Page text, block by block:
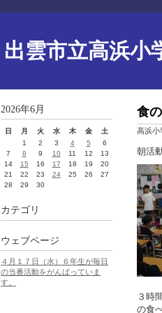
出雲市立高浜小
食
高浜小
朝活
３時
の食
2026年6月
日 月 火 水 木 金
土
1
2 3 4 5
6
7
8 9 10 11 12
13
14
15 16 17 18 19
20
21
22 23 24 25 26
27
28
29 30
カテゴリ
ウェブページ
４月１７日（水）６年生が毎日
の当番活動をがんばっていま
す。